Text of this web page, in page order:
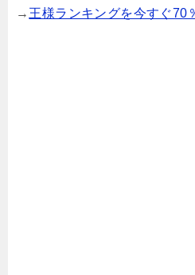
→ 王様ランキングを今すぐ70